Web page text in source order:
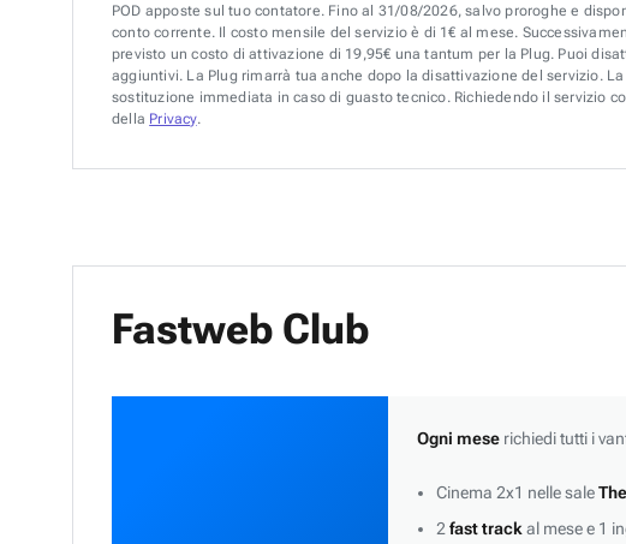
POD apposte sul tuo contatore. Fino al 31/08/2026, salvo proroghe e
conto corrente. Il costo mensile del servizio è di 1€ al mese.
previsto un costo di attivazione di 19,95€ una tantum per la Plug. Puoi
aggiuntivi. La Plug rimarrà tua anche dopo la disattivazione del servizio.
sostituzione immediata in caso di guasto tecnico. Richiedendo il servizio
della Privacy.
Fastweb Club
Ogni meserichiedi tutti i
Cinema 2x1 nelle sale
2 fast track al mese e 1